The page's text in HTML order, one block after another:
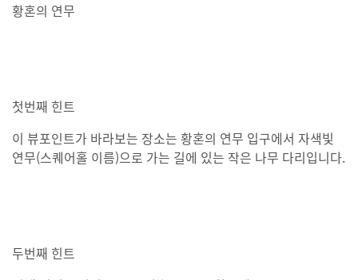
황혼의 연무
첫번째 힌트
이 뷰포인트가 바라보는 장소는 황혼의 연무 입구에서 자색빛
연무(스퀘어홀 이름)으로 가는 길에 있는 작은 나무 다리입니다.
두번째 힌트